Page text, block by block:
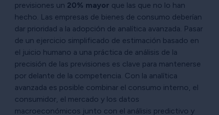
previsiones un 20% mayor que las que no lo han
hecho. Las empresas de bienes de consumo deberían
dar prioridad a la adopción de analítica avanzada. Pasar
de un ejercicio simplificado de estimación basado en
el juicio humano a una práctica de análisis de la
precisión de las previsiones es clave para mantenerse
por delante de la competencia. Con la analítica
avanzada es posible combinar el consumo interno, el
consumidor, el mercado y los datos
macroeconómicos junto con el análisis predictivo y